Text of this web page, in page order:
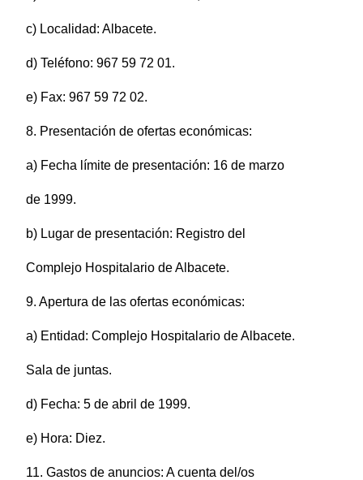
c) Localidad: Albacete.
d) Teléfono: 967 59 72 01.
e) Fax: 967 59 72 02.
8. Presentación de ofertas económicas:
a) Fecha límite de presentación: 16 de marzo
de 1999.
b) Lugar de presentación: Registro del
Complejo Hospitalario de Albacete.
9. Apertura de las ofertas económicas:
a) Entidad: Complejo Hospitalario de Albacete.
Sala de juntas.
d) Fecha: 5 de abril de 1999.
e) Hora: Diez.
11. Gastos de anuncios: A cuenta del/os